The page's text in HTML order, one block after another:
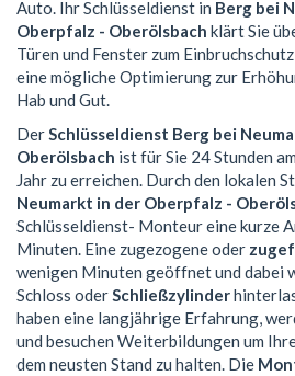
Auto. Ihr Schlüsseldienst in Berg bei
Oberpfalz - Oberölsbach klärt Sie
Türen und Fenster zum
eine mögliche Optimierung zur
Hab und Gut.
DerSchlüsseldienst Berg bei
Oberölsbach ist für Sie 24 Stunden
Jahr zu erreichen. Durch den lokalen
Neumarkt in der Oberpfalz -
Schlüsseldienst- Monteur eine kurze
Minuten. Eine zugezogene oder
wenigen Minuten geöffnet und dabei
Schloss oderSchließzylinder
haben eine langjährige Erfahrung,
und besuchen Weiterbildungen um
dem neusten Stand zu halten. Die